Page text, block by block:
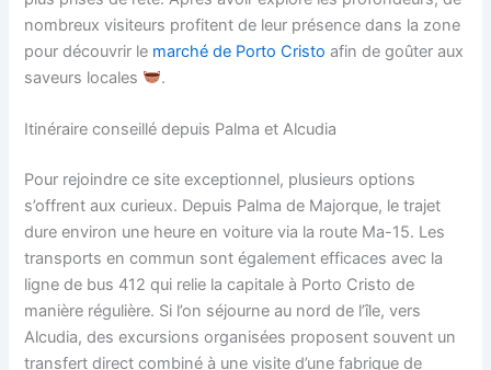
nombreux visiteurs profitent de leur présence dans la zone
pour découvrir le marché de Porto Cristo afin de goûter aux
saveurs locales
.
Itinéraire conseillé depuis Palma et Alcudia
Pour rejoindre ce site exceptionnel, plusieurs options
s’offrent aux curieux. Depuis Palma de Majorque, le trajet
dure environ une heure en voiture via la route Ma-15. Les
transports en commun sont également efficaces avec la
ligne de bus 412 qui relie la capitale à Porto Cristo de
manière régulière. Si l’on séjourne au nord de l’île, vers
Alcudia, des excursions organisées proposent souvent un
transfert direct combiné à une visite d’une fabrique de